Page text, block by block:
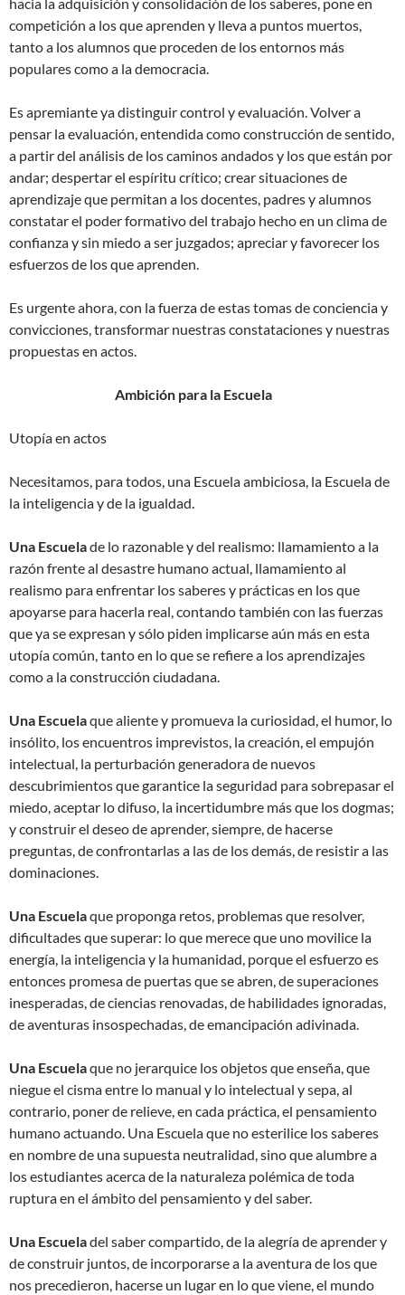
hacia la adquisición y consolidación de los saberes, pone en
competición a los que aprenden y lleva a puntos muertos,
tanto a los alumnos que proceden de los entornos más
populares como a la democracia.
Es apremiante ya distinguir control y evaluación. Volver a
pensar la evaluación, entendida como construcción de sentido,
a partir del análisis de los caminos andados y los que están por
andar; despertar el espíritu crítico; crear situaciones de
aprendizaje que permitan a los docentes, padres y alumnos
constatar el poder formativo del trabajo hecho en un clima de
confianza y sin miedo a ser juzgados; apreciar y favorecer los
esfuerzos de los que aprenden.
Es urgente ahora, con la fuerza de estas tomas de conciencia y
convicciones, transformar nuestras constataciones y nuestras
propuestas en actos.
Ambición para la Escuela
Utopía en actos
Necesitamos, para todos, una Escuela ambiciosa, la Escuela de
la inteligencia y de la igualdad.
Una Escuelade lo razonable y del realismo: llamamiento a la
razón frente al desastre humano actual, llamamiento al
realismo para enfrentar los saberes y prácticas en los que
apoyarse para hacerla real, contando también con las fuerzas
que ya se expresan y sólo piden implicarse aún más en esta
utopía común, tanto en lo que se refiere a los aprendizajes
como a la construcción ciudadana.
Una Escuelaque aliente y promueva la curiosidad, el humor, lo
insólito, los encuentros imprevistos, la creación, el empujón
intelectual, la perturbación generadora de nuevos
descubrimientos que garantice la seguridad para sobrepasar el
miedo, aceptar lo difuso, la incertidumbre más que los dogmas;
y construir el deseo de aprender, siempre, de hacerse
preguntas, de confrontarlas a las de los demás, de resistir a las
dominaciones.
Una Escuelaque proponga retos, problemas que resolver,
dificultades que superar: lo que merece que uno movilice la
energía, la inteligencia y la humanidad, porque el esfuerzo es
entonces promesa de puertas que se abren, de superaciones
inesperadas, de ciencias renovadas, de habilidades ignoradas,
de aventuras insospechadas, de emancipación adivinada.
Una Escuelaque no jerarquice los objetos que enseña, que
niegue el cisma entre lo manual y lo intelectual y sepa, al
contrario, poner de relieve, en cada práctica, el pensamiento
humano actuando. Una Escuela que no esterilice los saberes
en nombre de una supuesta neutralidad, sino que alumbre a
los estudiantes acerca de la naturaleza polémica de toda
ruptura en el ámbito del pensamiento y del saber.
Una Escueladel saber compartido, de la alegría de aprender y
de construir juntos, de incorporarse a la aventura de los que
nos precedieron, hacerse un lugar en lo que viene, el mundo